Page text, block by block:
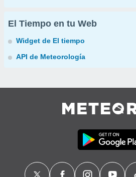
El Tiempo en tu Web
Widget de El tiempo
API de Meteorología